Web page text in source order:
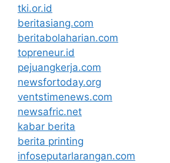
tki.or.id
beritasiang.com
beritabolaharian.com
topreneur.id
pejuangkerja.com
newsfortoday.org
ventstimenews.com
newsafric.net
kabar berita
berita printing
infoseputarlarangan.com